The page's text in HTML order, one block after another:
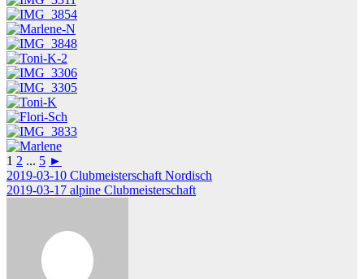
1 2 ... 5 ►
Beitragsnavigation
2019-03-10 Clubmeisterschaft Nordisch
2019-03-17 alpine Clubmeisterschaft